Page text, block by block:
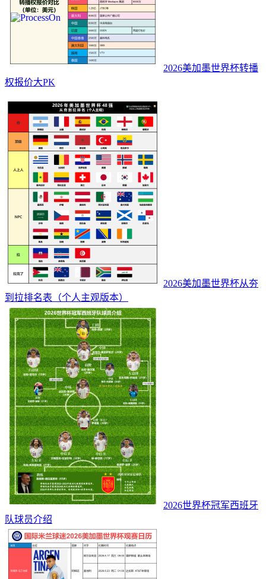
2026美加墨世界杯转播
权报价大PK
2026美加墨世界杯从夯
到拉排名表（个人主观版本）
2026世界杯冠军西班牙
队球员介绍